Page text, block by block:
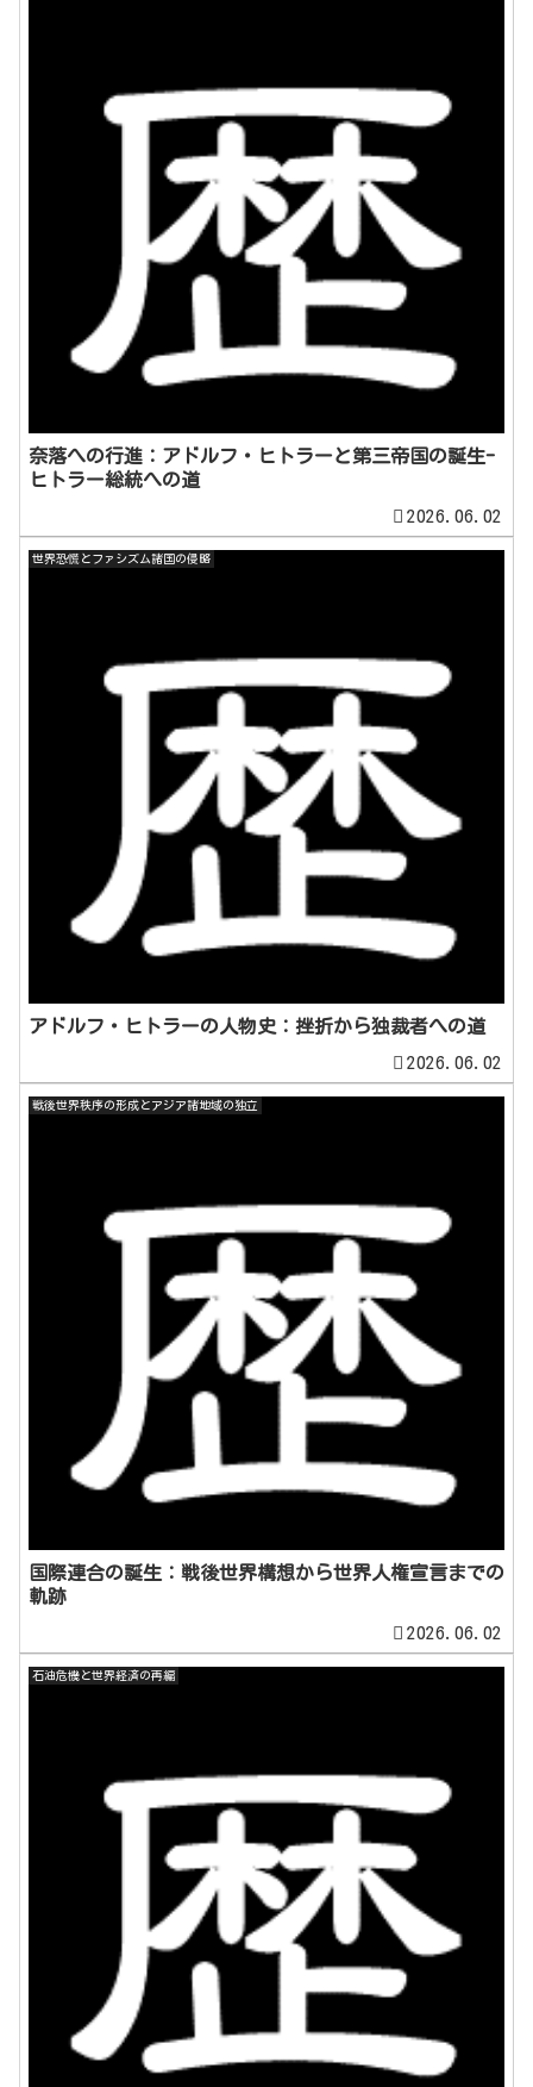
奈落への行進：アドルフ・ヒトラーと第三帝国の誕生-
ヒトラー総統への道
2026.06.02
世界恐慌とファシズム諸国の侵略
アドルフ・ヒトラーの人物史：挫折から独裁者への道
2026.06.02
戦後世界秩序の形成とアジア諸地域の独立
国際連合の誕生：戦後世界構想から世界人権宣言までの
軌跡
2026.06.02
石油危機と世界経済の再編